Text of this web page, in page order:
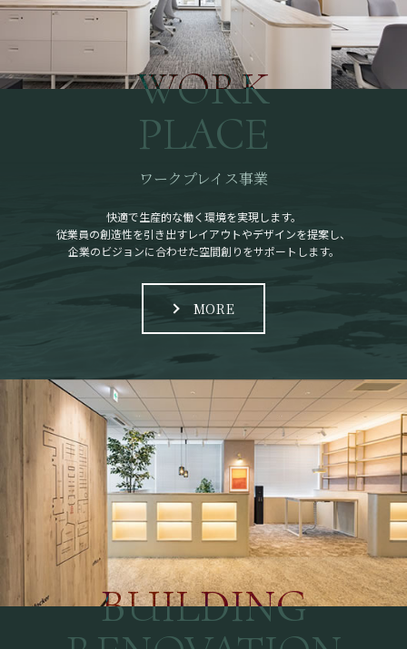
WORK
PLACE
ワークプレイス事業
快適で生産的な働く環境を実現します。
従業員の創造性を引き出すレイアウトやデザインを提案し、
企業のビジョンに合わせた空間創りをサポートします。
MORE
BUILDING